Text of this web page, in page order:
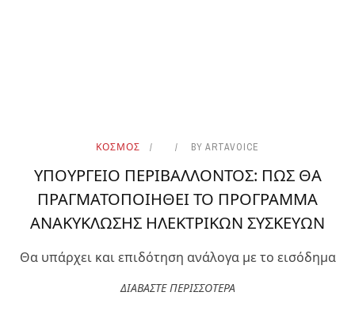
ΚΟΣΜΟΣ BY ARTAVOICE
ΥΠΟΥΡΓΕΙΟ ΠΕΡΙΒΑΛΛΟΝΤΟΣ: ΠΩΣ ΘΑ
ΠΡΑΓΜΑΤΟΠΟΙΗΘΕΙ ΤΟ ΠΡΟΓΡΑΜΜΑ
ΑΝΑΚΥΚΛΩΣΗΣ ΗΛΕΚΤΡΙΚΩΝ ΣΥΣΚΕΥΩΝ
Θα υπάρχει και επιδότηση ανάλογα με το εισόδημα
ΔΙΑΒΑΣΤΕ ΠΕΡΙΣΣΟΤΕΡΑ